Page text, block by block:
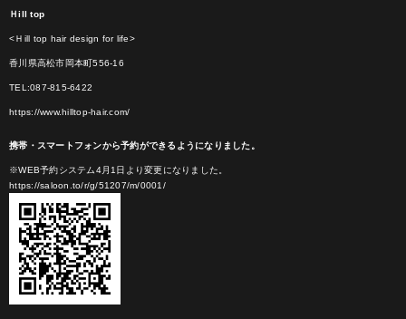
Ｈill top
<Ｈill top hair design for life>
香川県高松市岡本町556-16
TEL:087-815-6422
https://www.hilltop-hair.com/
携帯・スマートフォンから予約ができるようになりました。
※WEB予約システム4月1日より変更になりました。
https://saloon.to/r/g/51207/m/0001/